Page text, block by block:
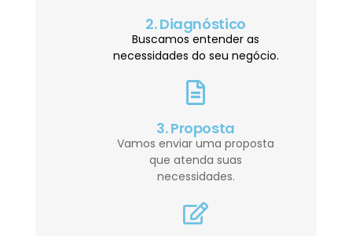
2. Diagnóstico
Buscamos entender as
necessidades do seu negócio.
3. Proposta
Vamos enviar uma proposta
que atenda suas
necessidades.